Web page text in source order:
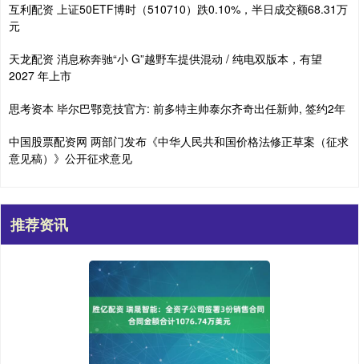
互利配资 上证50ETF博时（510710）跌0.10%，半日成交额68.31万
元
天龙配资 消息称奔驰“小 G”越野车提供混动 / 纯电双版本，有望
2027 年上市
思考资本 毕尔巴鄂竞技官方: 前多特主帅泰尔齐奇出任新帅, 签约2年
中国股票配资网 两部门发布《中华人民共和国价格法修正草案（征求
意见稿）》公开征求意见
推荐资讯